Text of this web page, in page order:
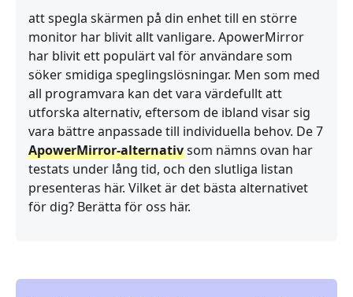
att spegla skärmen på din enhet till en större
monitor har blivit allt vanligare. ApowerMirror
har blivit ett populärt val för användare som
söker smidiga speglingslösningar. Men som med
all programvara kan det vara värdefullt att
utforska alternativ, eftersom de ibland visar sig
vara bättre anpassade till individuella behov. De 7
ApowerMirror-alternativsom nämns ovan har
testats under lång tid, och den slutliga listan
presenteras här. Vilket är det bästa alternativet
för dig? Berätta för oss här.